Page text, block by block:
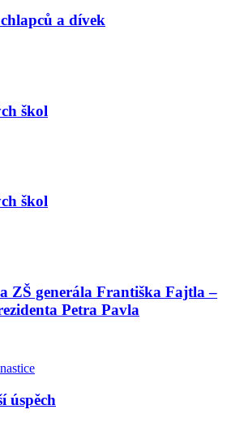
a dívek
škol
škol
ZŠ generála Františka Fajtla –
Petra Pavla
úspěch